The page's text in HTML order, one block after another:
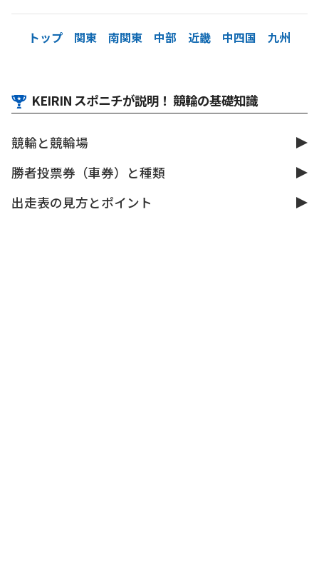
トップ 関東 南関東 中部 近畿 中四国 九州
KEIRIN スポニチが説明！ 競輪の基礎知識
競輪と競輪場
勝者投票券（車券）と種類
出走表の見方とポイント